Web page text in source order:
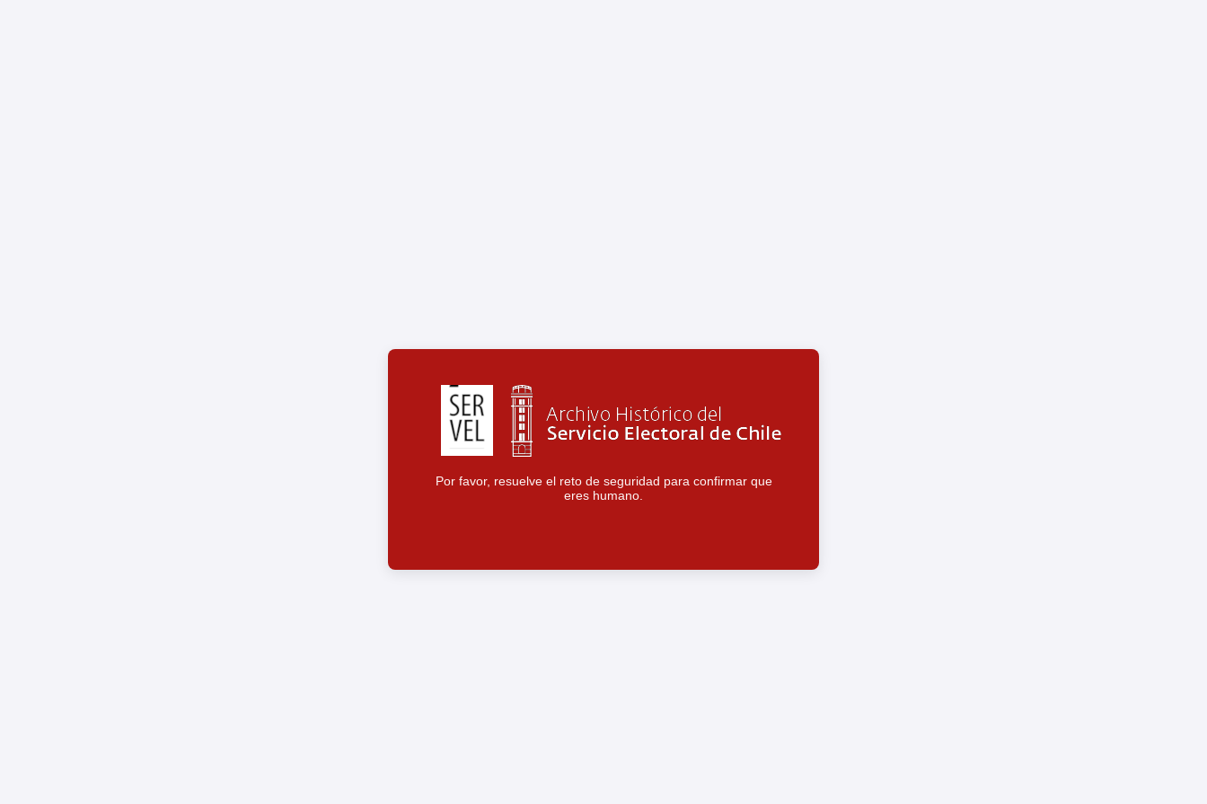
Por favor, resuelve el reto de seguridad para confirmar que
eres humano.